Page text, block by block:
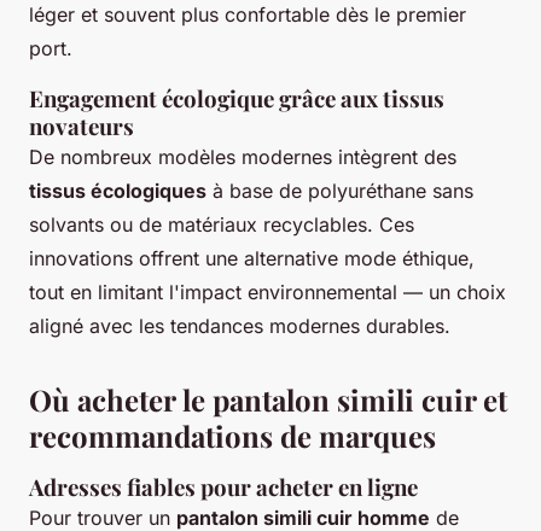
léger et souvent plus confortable dès le premier
port.
Engagement écologique grâce aux tissus
novateurs
De nombreux modèles modernes intègrent des
tissus écologiques à base de polyuréthane sans
solvants ou de matériaux recyclables. Ces
innovations offrent une alternative mode éthique,
tout en limitant l'impact environnemental — un choix
aligné avec les tendances modernes durables.
Où acheter le pantalon simili cuir et
recommandations de marques
Adresses fiables pour acheter en ligne
Pour trouver un pantalon simili cuir homme de